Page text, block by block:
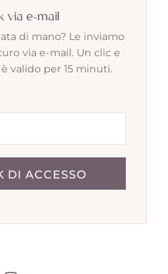
via e-mail
di mano? Le inviamo
via e-mail. Un clic e
valido per 15 minuti.
DI ACCESSO